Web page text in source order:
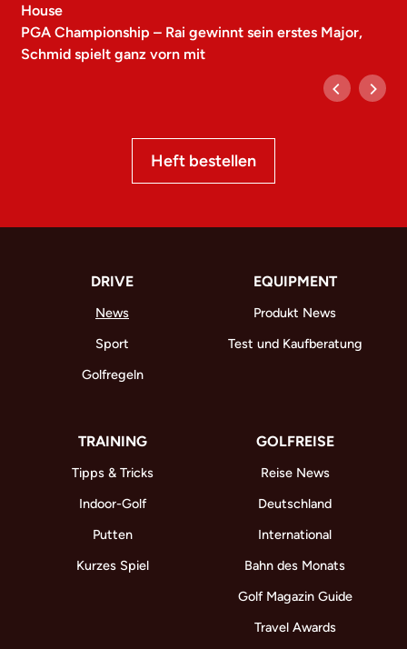
House
PGA Championship – Rai gewinnt sein erstes Major,
Schmid spielt ganz vorn mit
Heft bestellen
DRIVE
News
Sport
Golfregeln
EQUIPMENT
Produkt News
Test und Kaufberatung
TRAINING
Tipps & Tricks
Indoor-Golf
Putten
Kurzes Spiel
GOLFREISE
Reise News
Deutschland
International
Bahn des Monats
Golf Magazin Guide
Travel Awards